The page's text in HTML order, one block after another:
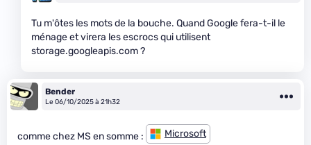
Tu m'ôtes les mots de la bouche. Quand Google fera-t-il le
ménage et virera les escrocs qui utilisent
storage.googleapis.com ?
Bender
Le 06/10/2025 à 21h32
comme chez MS en somme : Microsoft